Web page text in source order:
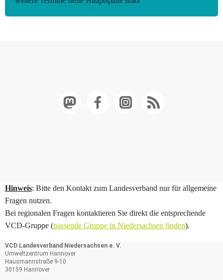
Hinweis: Bitte den Kontakt zum Landesverband nur für allgemeine
Fragen nutzen.
Bei regionalen Fragen kontaktieren Sie direkt die entsprechende
VCD-Gruppe (passende Gruppe in Niedersachsen finden).
VCD Landesverband Niedersachsen e. V.
Umweltzentrum Hannover
Hausmannstraße 9-10
30159 Hannover